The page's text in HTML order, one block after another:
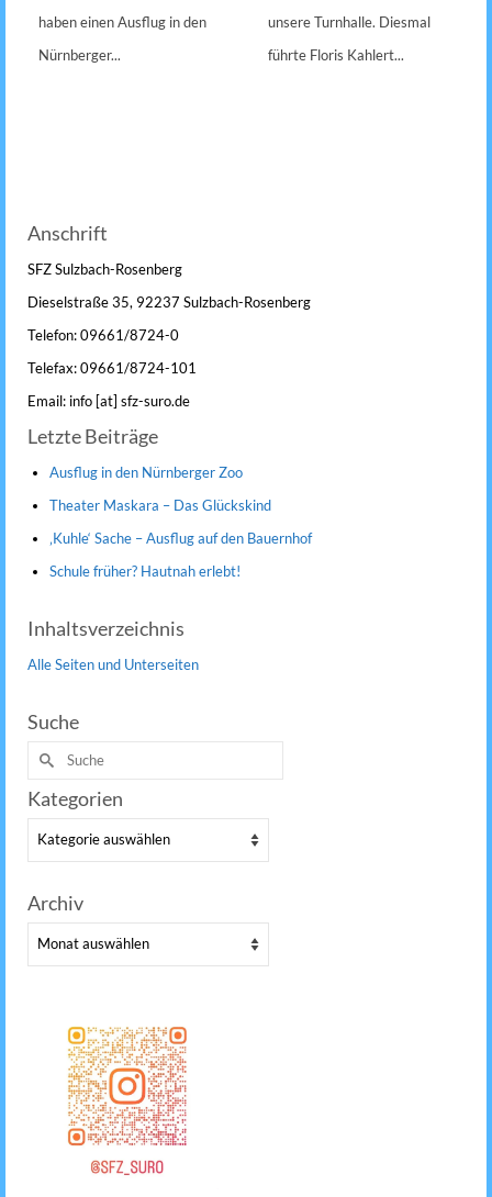
haben einen Ausflug in den
Nürnberger...
unsere Turnhalle. Diesmal
führte Floris Kahlert...
Anschrift
SFZ Sulzbach-Rosenberg
Dieselstraße 35, 92237 Sulzbach-Rosenberg
Telefon: 09661/8724-0
Telefax: 09661/8724-101
Email: info [at] sfz-suro.de
Letzte Beiträge
Ausflug in den Nürnberger Zoo
Theater Maskara – Das Glückskind
‚Kuhle‘ Sache – Ausflug auf den Bauernhof
Schule früher? Hautnah erlebt!
Inhaltsverzeichnis
Alle Seiten und Unterseiten
Suche
Suche
nach:
Kategorien
Kategorien
Archiv
Archiv